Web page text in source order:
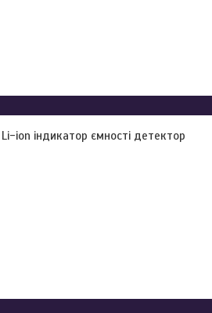
ion індикатор ємності детектор